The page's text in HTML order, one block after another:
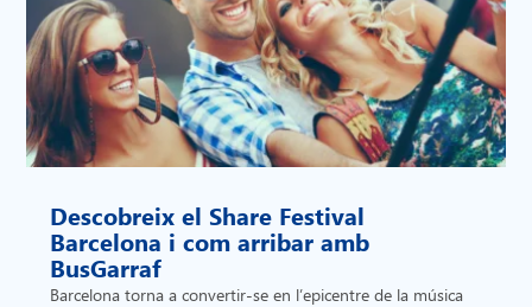
Descobreix el Share Festival
Barcelona i com arribar amb
BusGarraf
Barcelona torna a convertir-se en l’epicentre de la música